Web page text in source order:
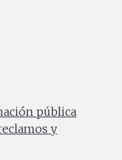
pública
y